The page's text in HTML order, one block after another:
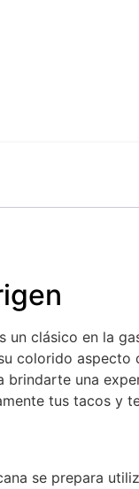
un clásico en la
colorido aspecto
brindarte una
tus tacos y
se prepara